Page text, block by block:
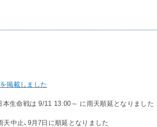
掲載しました
生命戦は 9/11 13:00～ に雨天順延となりました
中止、9月7日に順延となりました